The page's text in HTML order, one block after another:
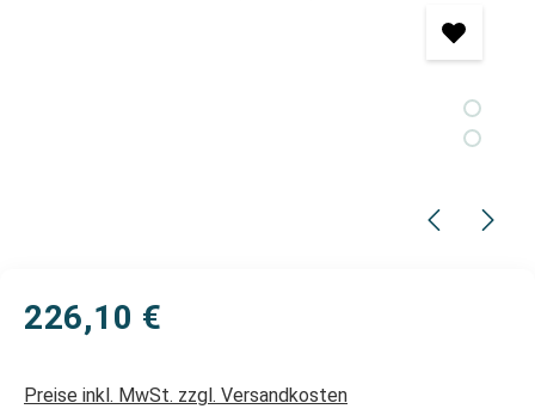
226,10 €
Preise inkl. MwSt. zzgl. Versandkosten